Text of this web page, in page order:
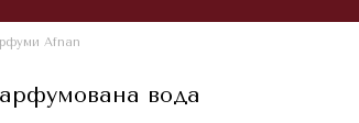
Afnan
вода